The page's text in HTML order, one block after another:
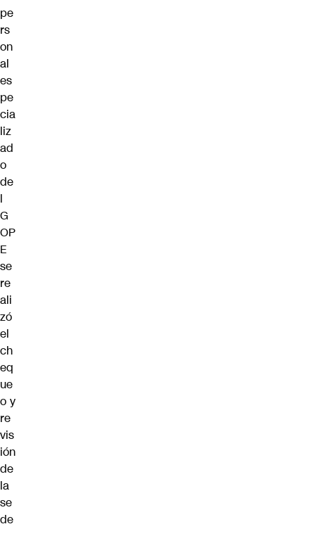
pe
rs
on
al
es
pe
cia
liz
ad
o
de
l
G
OP
E
se
re
ali
zó
el
ch
eq
ue
o y
re
vis
ión
de
la
se
de